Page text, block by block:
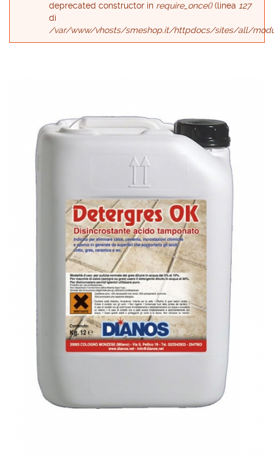
deprecated constructor in require_once()(linea 127
di
/var/www/vhosts/smeshop.it/httpdocs/sites/all/